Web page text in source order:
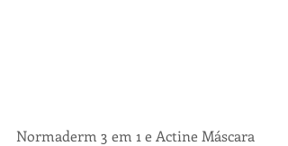
Normaderm 3 em 1 e Actine Máscara